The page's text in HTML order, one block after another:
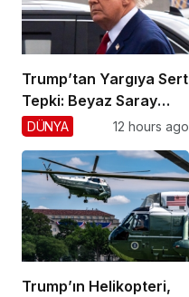
Trump’tan Yargıya Sert
Tepki: Beyaz Saray
Krizi!
DÜNYA 12 hours ago
Trump’ın Helikopteri,